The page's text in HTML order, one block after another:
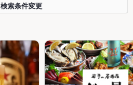
検索条件変更